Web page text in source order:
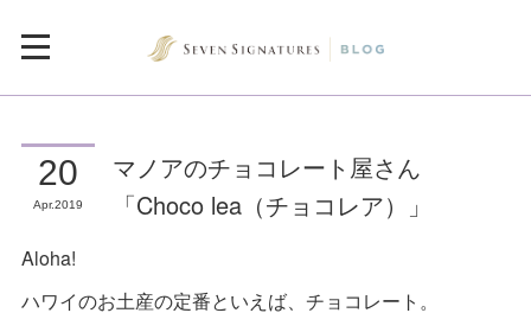
20
Apr 2019
マノアのチョコレート屋さん
「Choco lea（チョコレア）」
Aloha!
ハワイのお土産の定番といえば、チョコレート。